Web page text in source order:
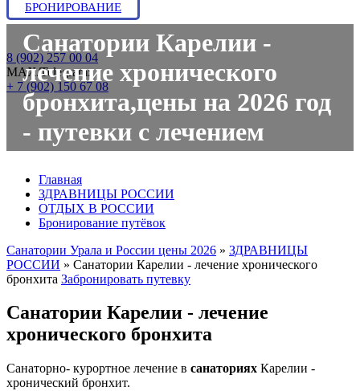
БРОНИРОВАНИЕ
8 (902) 257 00 04
МАХ/Telegram:
+ 7 (902) 150 67 08
Санатории Карелии -
лечение хронического
бронхита,цены на 2026 год
- путевки с лечением
Главная
ЗДРАВНИЦЫ РОССИИ
ОТДЫХ В РОССИИ
Бронирование путёвок
Санатории Урала и России цены 2026 » ЗДРАВНИЦЫ
РОССИИ » Санатории Карелии - лечение хронического
бронхита Забронировать путевку
Санатории Карелии - лечение
хронического бронхита
Санаторно- курортное лечение в санаториях Карелии -
хронический бронхит.